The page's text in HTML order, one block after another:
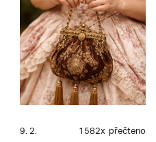
9. 2. 1582x přečteno